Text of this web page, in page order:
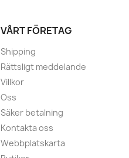
VÅRT FÖRETAG
Shipping
Rättsligt meddelande
Villkor
Oss
Säker betalning
Kontakta oss
Webbplatskarta